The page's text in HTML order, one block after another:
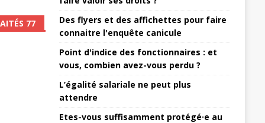
77
Des flyers et des affichettes pour faire
connaitre l'enquête canicule
Point d'indice des fonctionnaires : et
vous, combien avez-vous perdu ?
L’égalité salariale ne peut plus
attendre
Etes-vous suffisamment protégé·e au